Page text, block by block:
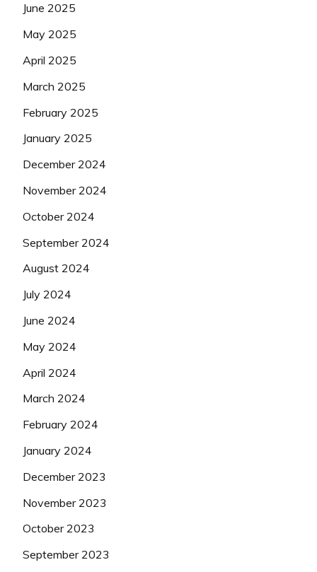
June 2025
May 2025
April 2025
March 2025
February 2025
January 2025
December 2024
November 2024
October 2024
September 2024
August 2024
July 2024
June 2024
May 2024
April 2024
March 2024
February 2024
January 2024
December 2023
November 2023
October 2023
September 2023